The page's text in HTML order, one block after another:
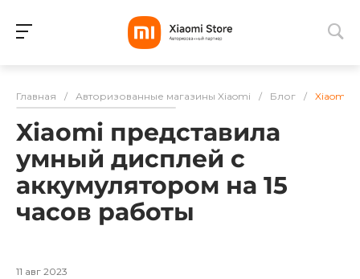
Разбейте
оплату на части
без переплат
Главная / Авторизованные магазины Xiaomi / Блог / Xiaomi
Xiaomi представила
умный дисплей c
аккумулятором на 15
часов работы
11 авг 2023